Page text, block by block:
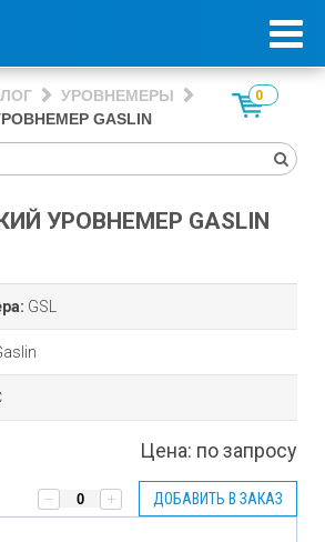
УРОВНЕМЕРЫ
GASLIN
0
УРОВНЕМЕР GASLIN
GSL
Цена: по запросу
ДОБАВИТЬ В ЗАКАЗ